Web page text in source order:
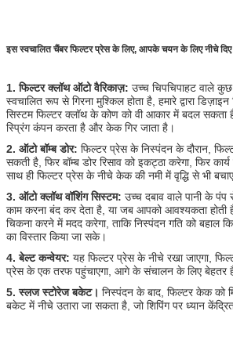
इस स्वचालित चैंबर फिल्टर प्रेस के लिए, आपके चयन के लिए नीचे
1. फिल्टर क्लॉथ ऑटो वैरिकाज़: उच्च चिपचिपाहट वाले
स्वचालित रूप से गिरना मुश्किल होता है, हमारे द्वारा
सिस्टम फिल्टर क्लॉथ के कोण को वी आकार में बदल सकता
स्प्रिंग कंपन करता है और केक गिर जाता है।
2. ऑटो बॉम्ब डोर: फिल्टर प्रेस के निस्पंदन के दौरान,
सकती है, फिर बॉम्ब डोर रिसाव को इकट्ठा करेगा, फिर
साथ ही फिल्टर प्रेस के नीचे केक की नमी में वृद्धि से भी
3. ऑटो क्लॉथ वॉशिंग सिस्टम: उच्च दबाव वाले पानी के
काम करना बंद कर देता है, या जब आपको आवश्यकता होती
चिकना करने में मदद करेगा, ताकि निस्पंदन गति को बहाल
का विस्तार किया जा सके।
4. बेल्ट कन्वेयर: यह फिल्टर प्रेस के नीचे रखा जाएगा,
प्रेस के एक तरफ पहुंचाएगा, आगे के संचालन के लिए बेहतर
5. स्लज स्टोरेज बकेट। निस्पंदन के बाद, फिल्टर केक को
बकेट में नीचे उतारा जा सकता है, जो शिपिंग पर ध्यान